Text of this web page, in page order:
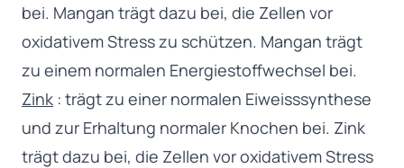
bei. Mangan trägt dazu bei, die Zellen vor
oxidativem Stress zu schützen. Mangan trägt
zu einem normalen Energiestoffwechsel bei.
Zink : trägt zu einer normalen Eiweisssynthese
und zur Erhaltung normaler Knochen bei. Zink
trägt dazu bei, die Zellen vor oxidativem Stress